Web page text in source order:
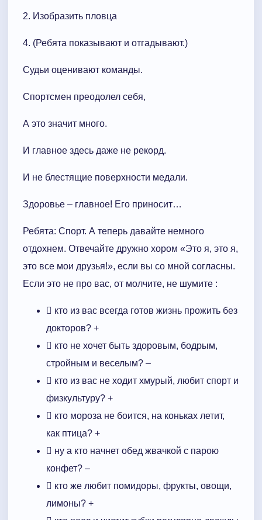
2. Изобразить пловца
4. (Ребята показывают и отгадывают.)
Судьи оценивают команды.
Спортсмен преодолел себя,
А это значит много.
И главное здесь даже не рекорд.
И не блестящие поверхности медали.
Здоровье – главное! Его приносит…
Ребята: Спорт. А теперь давайте немного
отдохнем. Отвечайте дружно хором «Это я, это я,
это все мои друзья!», если вы со мной согласны.
Если это не про вас, от молчите, не шумите :
 кто из вас всегда готов жизнь прожить без
докторов? +
 кто не хочет быть здоровым, бодрым,
стройным и веселым? –
 кто из вас не ходит хмурый, любит спорт и
физкультуру? +
 кто мороза не боится, на коньках летит,
как птица? +
 ну а кто начнет обед жвачкой с парою
конфет? –
 кто же любит помидоры, фрукты, овощи,
лимоны? +